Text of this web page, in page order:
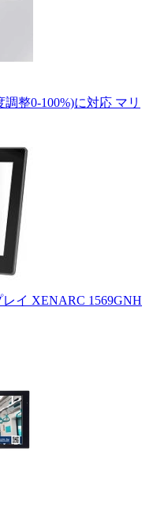
整0-100%)に対応 マリ
イ XENARC 1569GNH